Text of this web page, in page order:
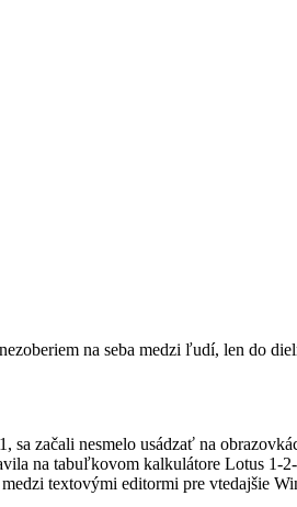
na seba medzi ľudí, len do
začali nesmelo usádzať na
na tabuľkovom kalkulátore Lotus 1-
textovými editormi pre vtedajšie